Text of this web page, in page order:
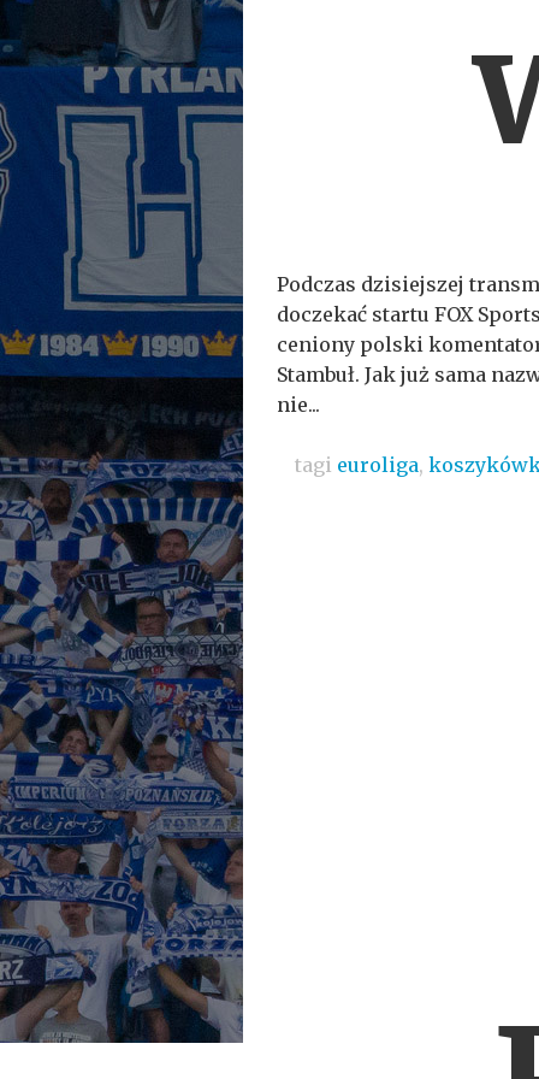
Podczas dzisiejszej
doczekać startu FOX
ceniony polski
Stambuł. Jak już sama
nie...
tagi euroliga,